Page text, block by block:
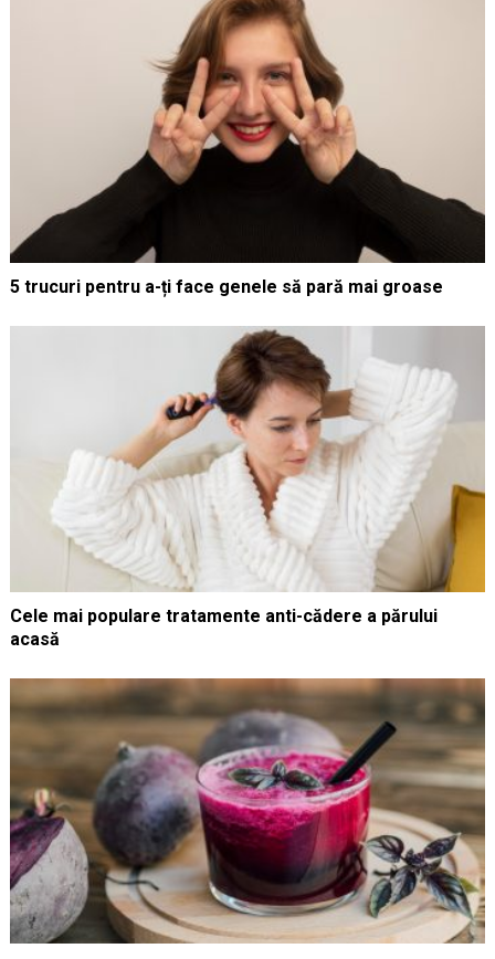
5 trucuri pentru a-ți face genele să pară mai groase
Cele mai populare tratamente anti-cădere a părului
acasă